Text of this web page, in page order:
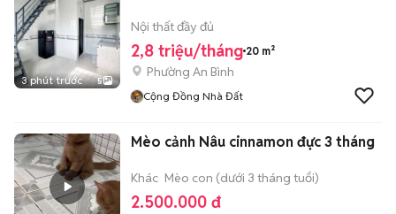
3 phút trước 5
Nội thất đầy đủ
2,8 triệu/tháng 20 m²
Phường An Bình
Cộng Đồng Nhà Đất
Mèo cảnh Nâu cinnamon đực 3 tháng
Khác Mèo con (dưới 3 tháng tuổi)
2.500.000 đ